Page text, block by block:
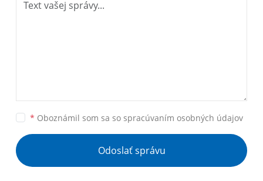
* Oboznámil som sa so spracúvaním osobných údajov
Odoslať správu